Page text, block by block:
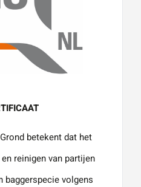
betekent dat het
reinigen van partijen
baggerspecie volgens